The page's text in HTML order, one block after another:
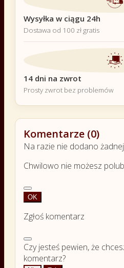
Wysyłka w ciągu 24h
Dostawa od 100 zł gratis
14 dni na zwrot
Prosty zwrot bez problemów
Komentarze (0)
Na razie nie dodano
Chwilowo nie możesz
OK
Zgłoś komentarz
Czy jesteś pewien, że
komentarz?